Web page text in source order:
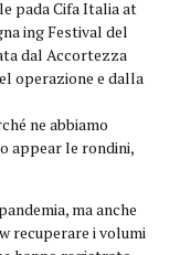
pada Cifa Italia at
ing Festival del
dal Accortezza
operazione e dalla
ne abbiamo
appear le rondini,
ma anche
recuperare i volumi